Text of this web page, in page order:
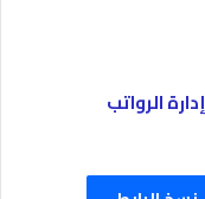
الرواتب